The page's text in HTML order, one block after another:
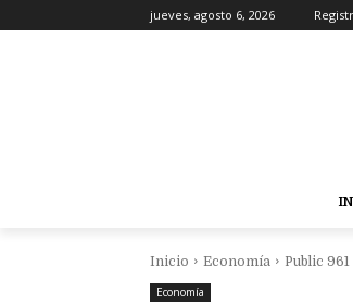
jueves, agosto 6, 2026
Inicio Economía
Public
Economía